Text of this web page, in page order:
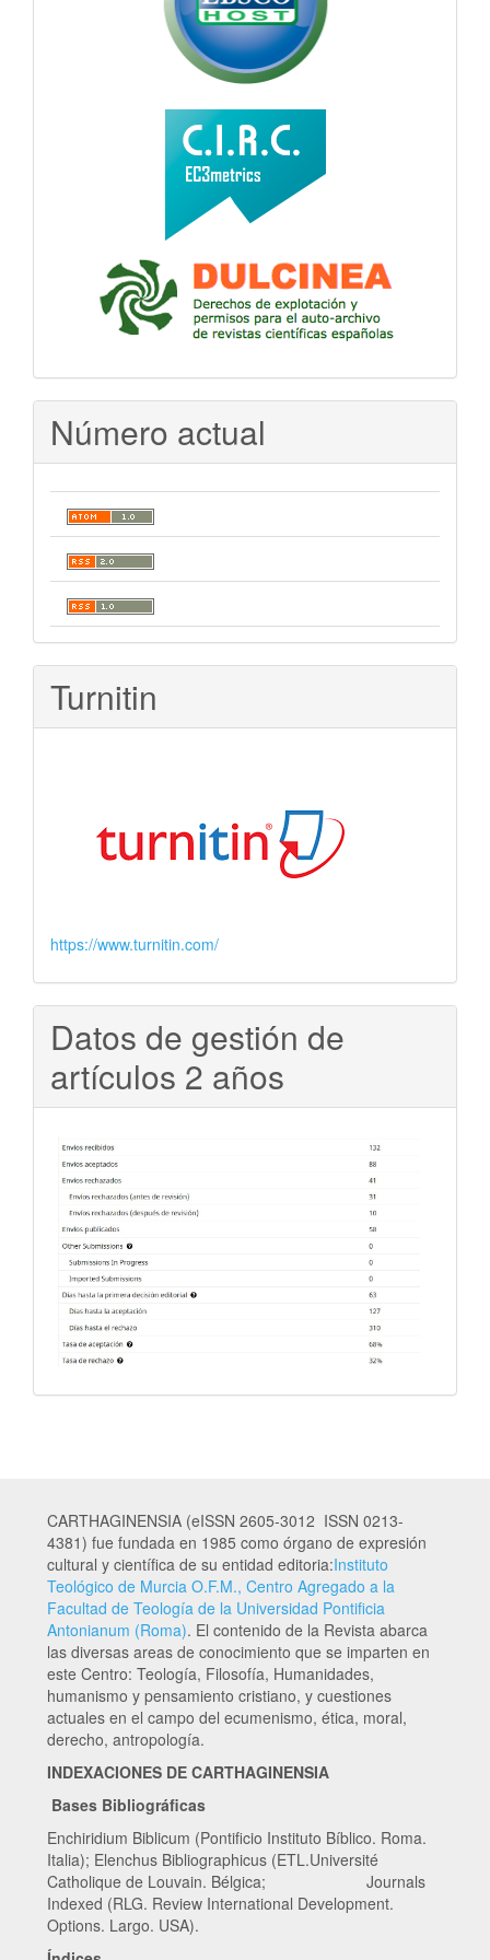
Número actual
Turnitin
https://www.turnitin.com/
Datos de gestión de
artículos 2 años
CARTHAGINENSIA (eISSN 2605-3012 ISSN 0213-
4381) fue fundada en 1985 como órgano de expresión
cultural y científica de su entidad editoria:Instituto
Teológico de Murcia O.F.M., Centro Agregado a la
Facultad de Teología de la Universidad Pontificia
Antonianum (Roma). El contenido de la Revista abarca
las diversas areas de conocimiento que se imparten en
este Centro: Teología, Filosofía, Humanidades,
humanismo y pensamiento cristiano, y cuestiones
actuales en el campo del ecumenismo, ética, moral,
derecho, antropología.
INDEXACIONES DE CARTHAGINENSIA
Bases Bibliográficas
Enchiridium Biblicum (Pontificio Instituto Bíblico. Roma.
Italia); Elenchus Bibliographicus (ETL.Université
Catholique de Louvain. Bélgica; Journals
Indexed (RLG. Review International Development.
Options. Largo. USA).